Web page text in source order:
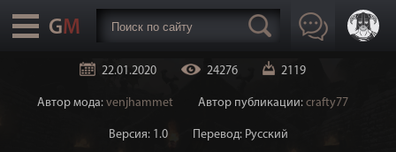
22.01.2020 24276 2119
Автор мода: venjhammet Автор публикации: crafty77
Версия: 1.0 Перевод: Русский